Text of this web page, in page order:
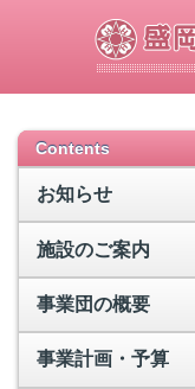
Contents
お知らせ
施設のご案内
事業団の概要
事業計画・予算